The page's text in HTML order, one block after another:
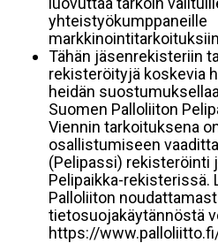
yhteistyökumppaneille
Tähän jäsenrekisteriin
rekisteröityjä koskevia
heidän
Suomen Palloliiton
Viennin tarkoituksena
osallistumiseen
(Pelipassi) rekisteröinti
Pelipaikka-rekisterissä.
Palloliiton
tietosuojakäytännöstä
https://